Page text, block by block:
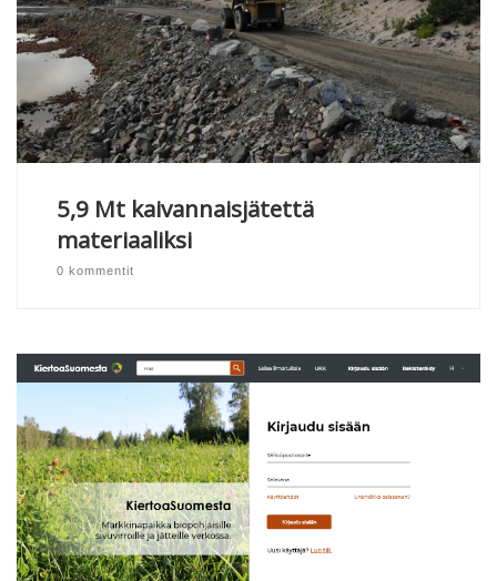
5,9 Mt kaivannaisjätettä
materiaaliksi
0 kommentit